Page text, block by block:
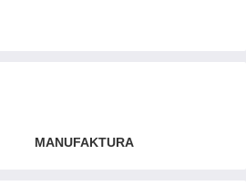
MANUFAKTURA